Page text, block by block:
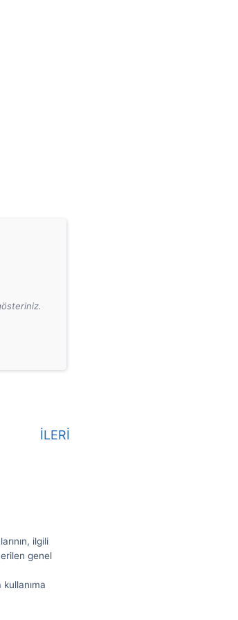
İLERİ
ilgili
genel
kullanıma